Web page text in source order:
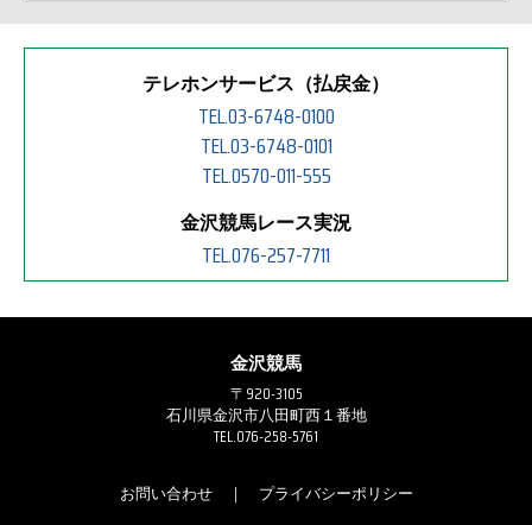
テレホンサービス（払戻金）
TEL.03-6748-0100
TEL.03-6748-0101
TEL.0570-011-555
金沢競馬レース実況
TEL.076-257-7711
金沢競馬
〒920-3105
石川県金沢市八田町西１番地
TEL.076-258-5761
お問い合わせ｜ プライバシーポリシー